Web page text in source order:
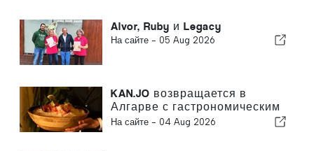
Alvor, Ruby и Legacy
На сайте - 05 Aug 2026
KAN.JO возвращается в
Алгарве с гастрономическим
опытом, вдохновленным
На сайте - 04 Aug 2026